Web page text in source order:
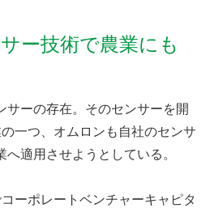
ー技術で農業にも
サーの存在。そのセンサーを開
一つ、オムロンも自社のセンサ
適用させようとしている。
ーポレートベンチャーキャピタ